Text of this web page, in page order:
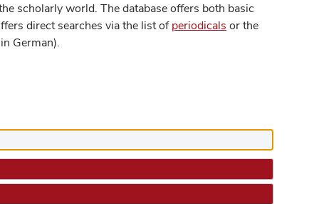
scholarly world. The database offers both basic
direct searches via the list ofperiodicals or the
German).